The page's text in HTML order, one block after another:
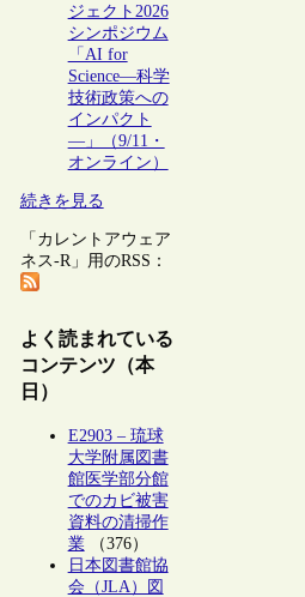
ジェクト2026
シンポジウム
「AI for
Science―科学
技術政策への
インパクト
―」（9/11・
オンライン）
続きを見る
「カレントアウェア
ネス-R」用のRSS：
よく読まれている
コンテンツ（本
日）
E2903 – 琉球
大学附属図書
館医学部分館
でのカビ被害
資料の清掃作
業（376）
日本図書館協
会（JLA）図